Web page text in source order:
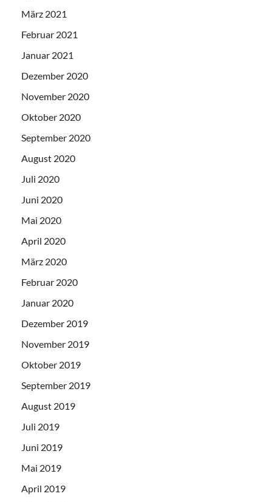
März 2021
Februar 2021
Januar 2021
Dezember 2020
November 2020
Oktober 2020
September 2020
August 2020
Juli 2020
Juni 2020
Mai 2020
April 2020
März 2020
Februar 2020
Januar 2020
Dezember 2019
November 2019
Oktober 2019
September 2019
August 2019
Juli 2019
Juni 2019
Mai 2019
April 2019